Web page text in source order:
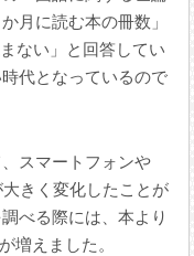
月に読む本の冊数」
ない」と回答してい
代となっているので
スマートフォンや
きく変化したことが
べる際には、本より
増えました。